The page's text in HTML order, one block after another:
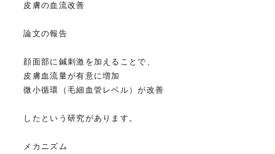
皮膚の血流改善
論文の報告
顔面部に鍼刺激を加えることで、
皮膚血流量が有意に増加
微小循環（毛細血管レベル）が改善
したという研究があります。
メカニズム